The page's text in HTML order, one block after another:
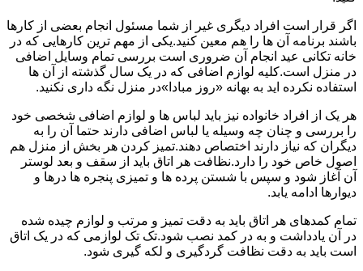
اگر قرار است افراد دیگری غیر از شما مسئول انجام بعضی از کارها
باشند برنامه آن ها را هم معین کنید.یکی از مهم ترین کارهایی که در
خانه تکانی عید انجام آن ضروری است بررسی تمام وسایل اضافی
در منزل است.کلیه لوازم اضافی که در یک سال گذشته از آن ها
استفاده نکرده اید به بهانه «روز مبادا»در منزل نگه داری نکنید.
هر یک از افراد خانواده نیز باید لباس ها و لوازم اضافی شخصی خود
را بررسی و چنان چه وسیله یا لباس اضافی دارند حتما آن را به
دیگران که نیاز دارند اختصاص دهند.تمیز کردن هر بخش از منزل هم
اصول خاص خود را دارد.نظافت هر اتاق باید از سقف و بعد لوستر
آن آغاز شود و سپس با شستن پرده ها و تمیزی پنجره ها درها و
دیوارها ادامه یابد.
تمام کمدهای هر اتاق باید به دقت تمیز و مرتب و لوازم چیده شده
در آن یادداشت و به در کمد نصب شود.تک تک لوازمی که در یک اتاق
است باید به دقت نظافت گردگیری و لکه گیری شود.